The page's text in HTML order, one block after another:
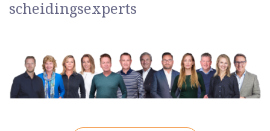
scheidingsexperts